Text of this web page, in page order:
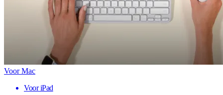
Voor Mac
Voor iPad